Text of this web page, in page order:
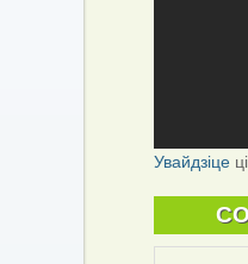
Увайдзіце